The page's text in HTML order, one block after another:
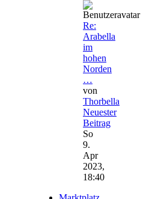
Re:
Arabella
im
hohen
Norden
…
von
Thorbella
Neuester
Beitrag
So
9.
Apr
2023,
18:40